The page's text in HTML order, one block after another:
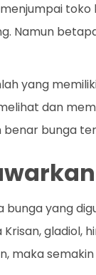
Namun
yang
dan
benar bunga
bunga yang
Krisan, gladiol,
maka